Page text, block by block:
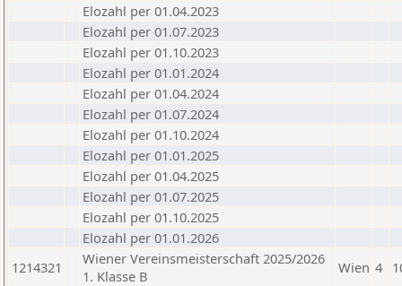
Elozahl per 01.04.2023
Elozahl per 01.07.2023
Elozahl per 01.10.2023
Elozahl per 01.01.2024
Elozahl per 01.04.2024
Elozahl per 01.07.2024
Elozahl per 01.10.2024
Elozahl per 01.01.2025
Elozahl per 01.04.2025
Elozahl per 01.07.2025
Elozahl per 01.10.2025
Elozahl per 01.01.2026
1214321
Wiener Vereinsmeisterschaft 2025/2026
1. Klasse B
Wien 4